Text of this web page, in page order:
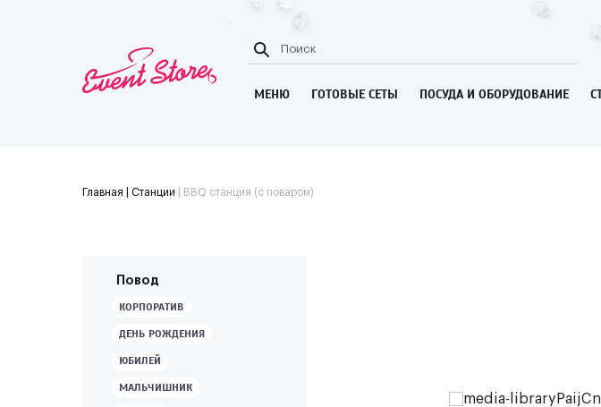
МЕНЮ ГОТОВЫЕ СЕТЫ ПОСУДА И ОБОРУДОВАНИЕ
Главная | Станции BBQ станция (с поваром)
Повод
КОРПОРАТИВ
ДЕНЬ РОЖДЕНИЯ
ЮБИЛЕЙ
МАЛЬЧИШНИК